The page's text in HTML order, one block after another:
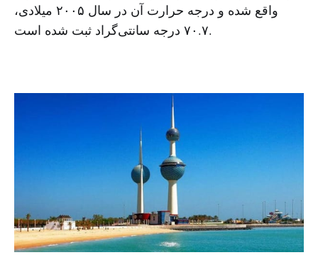
واقع شده و درجه حرارت آن در سال ۲۰۰۵ میلادی،
۷۰.۷ درجه سانتی‌گراد ثبت شده است.